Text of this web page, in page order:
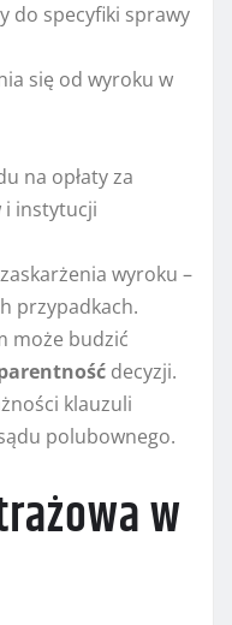
do specyfiki sprawy
się od wyroku w
na opłaty za
instytucji
wyroku –
przypadkach.
może budzić
decyzji.
klauzuli
polubownego.
w